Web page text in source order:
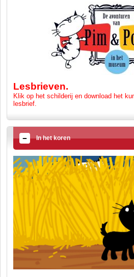
Lesbrieven.
Klik op het schilderij en download het
lesbrief.
In het koren